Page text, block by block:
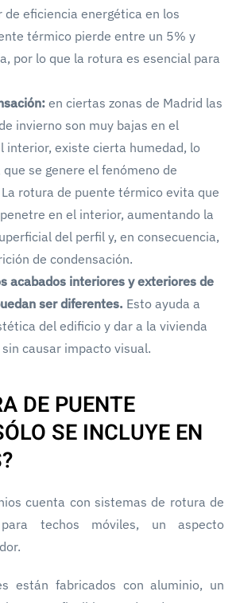
de eficiencia energética en los
térmico pierde entre un 5% y
por lo que la rotura es esencial para
en ciertas zonas de Madrid las
invierno son muy bajas en el
interior, existe cierta humedad, lo
se genere el fenómeno de
rotura de puente térmico evita que
en el interior, aumentando la
del perfil y, en consecuencia,
de condensación.
acabados interiores y exteriores de
ser diferentes. Esto ayuda a
del edificio y dar a la vivienda
causar impacto visual.
DE PUENTE
SE INCLUYE EN
cuenta con sistemas de rotura de
techos móviles, un aspecto
están fabricados con aluminio, un